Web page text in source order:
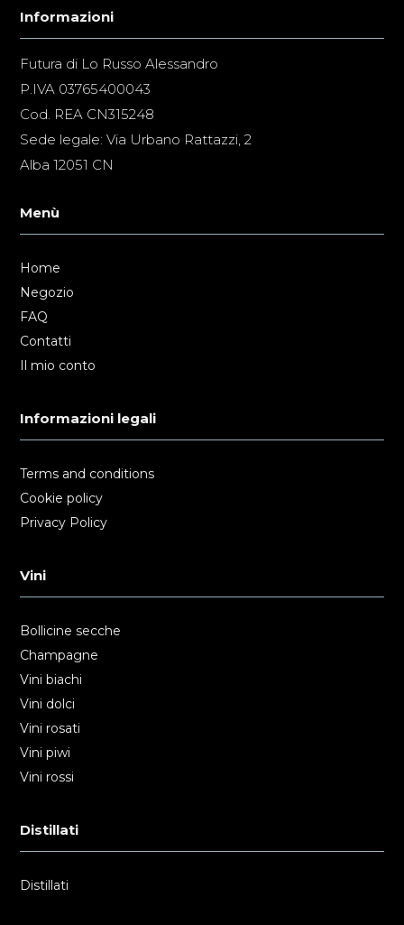
Informazioni
Futura di Lo Russo Alessandro
P.IVA 03765400043
Cod. REA CN315248
Sede legale: Via Urbano Rattazzi, 2
Alba 12051 CN
Menù
Home
Negozio
FAQ
Contatti
Il mio conto
Informazioni legali
Terms and conditions
Cookie policy
Privacy Policy
Vini
Bollicine secche
Champagne
Vini biachi
Vini dolci
Vini rosati
Vini piwi
Vini rossi
Distillati
Distillati